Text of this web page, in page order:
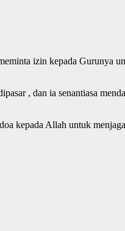
izin kepada Gurunya
, dan ia senantiasa
kepada Allah untuk